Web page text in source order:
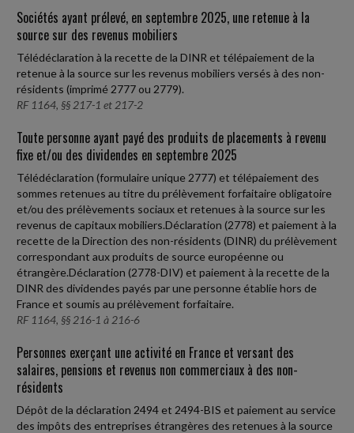
Sociétés ayant prélevé, en septembre 2025, une retenue à la
source sur des revenus mobiliers
Télédéclaration à la recette de la DINR et télépaiement de la
retenue à la source sur les revenus mobiliers versés à des non-
résidents (imprimé 2777 ou 2779).
RF 1164, §§ 217-1 et 217-2
Toute personne ayant payé des produits de placements à revenu
fixe et/ou des dividendes en septembre 2025
Télédéclaration (formulaire unique 2777) et télépaiement des
sommes retenues au titre du prélèvement forfaitaire obligatoire
et/ou des prélèvements sociaux et retenues à la source sur les
revenus de capitaux mobiliers.Déclaration (2778) et paiement à la
recette de la Direction des non-résidents (DINR) du prélèvement
correspondant aux produits de source européenne ou
étrangère.Déclaration (2778-DIV) et paiement à la recette de la
DINR des dividendes payés par une personne établie hors de
France et soumis au prélèvement forfaitaire.
RF 1164, §§ 216-1 à 216-6
Personnes exerçant une activité en France et versant des
salaires, pensions et revenus non commerciaux à des non-
résidents
Dépôt de la déclaration 2494 et 2494-BIS et paiement au service
des impôts des entreprises étrangères des retenues à la source